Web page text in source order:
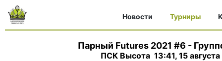
Новости Турниры
Парный Futures 2021 #6 -
ПСК Высота 13:41, 15 августа